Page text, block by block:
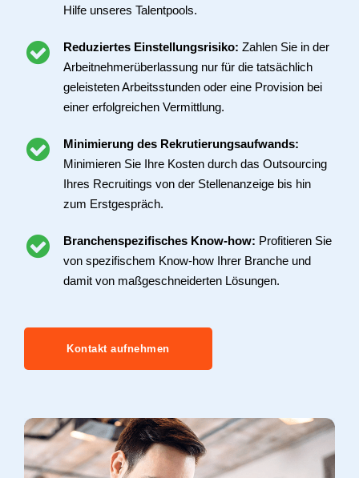
Hilfe unseres Talentpools.
Reduziertes Einstellungsrisiko: Zahlen Sie in der
Arbeitnehmerüberlassung nur für die tatsächlich
geleisteten Arbeitsstunden oder eine Provision bei
einer erfolgreichen Vermittlung.
Minimierung des Rekrutierungsaufwands:
Minimieren Sie Ihre Kosten durch das Outsourcing
Ihres Recruitings von der Stellenanzeige bis hin
zum Erstgespräch.
Branchenspezifisches Know-how: Profitieren Sie
von spezifischem Know-how Ihrer Branche und
damit von maßgeschneiderten Lösungen.
Kontakt aufnehmen